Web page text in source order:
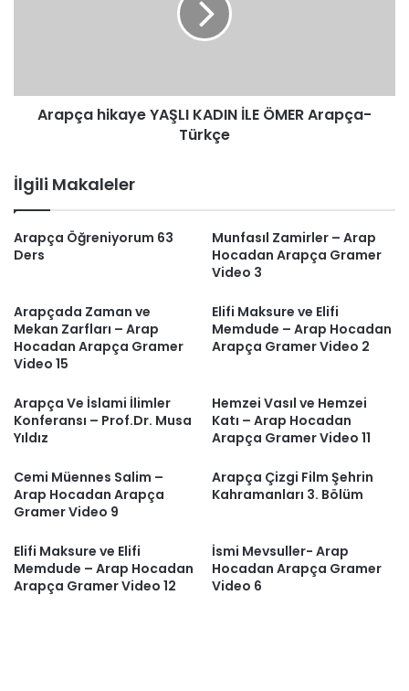
Arapça hikaye YAŞLI KADIN İLE ÖMER Arapça-
Türkçe
İlgili Makaleler
Arapça Öğreniyorum 63
Ders
Munfasıl Zamirler – Arap
Hocadan Arapça Gramer
Video 3
Arapçada Zaman ve
Mekan Zarfları – Arap
Hocadan Arapça Gramer
Video 15
Elifi Maksure ve Elifi
Memdude – Arap Hocadan
Arapça Gramer Video 2
Arapça Ve İslami İlimler
Konferansı – Prof.Dr. Musa
Yıldız
Hemzei Vasıl ve Hemzei
Katı – Arap Hocadan
Arapça Gramer Video 11
Cemi Müennes Salim –
Arap Hocadan Arapça
Gramer Video 9
Arapça Çizgi Film Şehrin
Kahramanları 3. Bölüm
Elifi Maksure ve Elifi
Memdude – Arap Hocadan
Arapça Gramer Video 12
İsmi Mevsuller- Arap
Hocadan Arapça Gramer
Video 6